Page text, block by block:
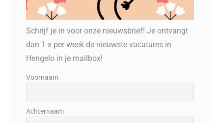
Schrijf je in voor onze nieuwsbrief! Je ontvangt
dan 1 x per week de nieuwste vacatures in
Hengelo in je mailbox!
Voornaam
Achternaam